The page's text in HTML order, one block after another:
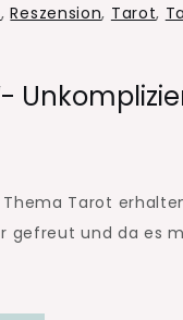
,Reszension, Tarot,
Tarot
gefreut und da es